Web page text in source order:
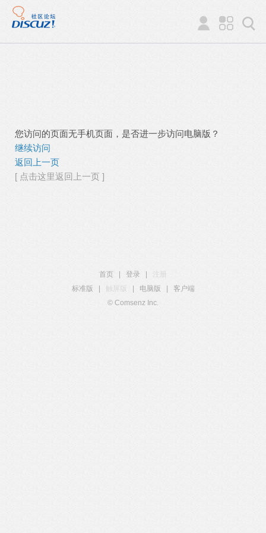
您访问的页面无手机页面，是否进一步访问电脑版？
继续访问
返回上一页
[ 点击这里返回上一页 ]
首页 登录
注册
标准版
触屏版 电脑版
客户端
© Comsenz Inc.